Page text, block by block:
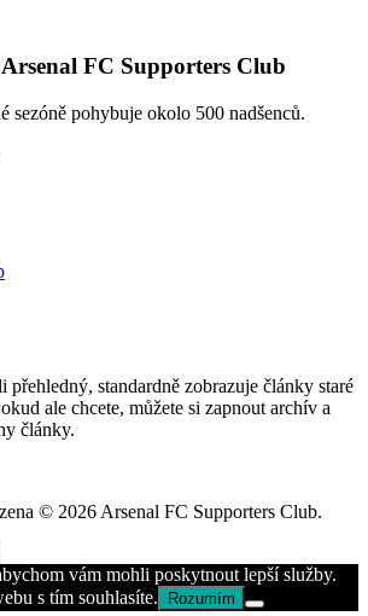
FC Supporters Club
sezóně pohybuje okolo 500 nadšenců.
standardně zobrazuje články staré
ale chcete, můžete si zapnout archív a
články.
© 2026 Arsenal FC Supporters Club.
vám mohli poskytnout lepší služby.
s tím souhlasíte.
Rozumím